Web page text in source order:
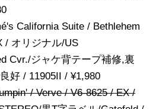
California Suite / Bethlehem
/ オリジナル/US
Cvr./ジャケ背テープ補修,裏
好 / 11905II / ¥1,980
/ Verve / V6-8625 / EX /